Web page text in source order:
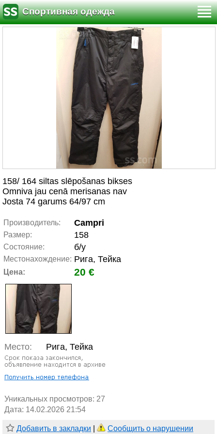
Спортивная одежда
158/ 164 siltas slēpošanas bikses
Omniva jau cenā merisanas nav
Josta 74 garums 64/97 cm
Производитель: Campri
Размер: 158
Состояние: б/у
Местонахождение: Рига, Тейка
Цена: 20 €
Место: Рига, Тейка
Уникальных просмотров: 27
Дата: 14.02.2026 21:54
Добавить в закладки Сообщить о нарушении